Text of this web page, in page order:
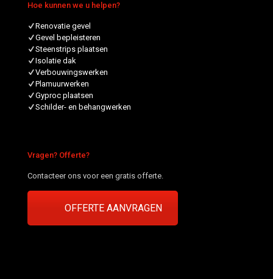
Hoe kunnen we u helpen?
Renovatie gevel
Gevel bepleisteren
Steenstrips plaatsen
Isolatie dak
Verbouwingswerken
Plamuurwerken
Gyproc plaatsen
Schilder- en behangwerken
Vragen? Offerte?
Contacteer ons voor een gratis offerte.
OFFERTE AANVRAGEN